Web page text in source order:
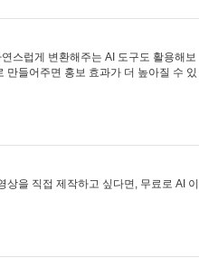
스럽게 변환해주는 AI 도구도 활용해보
만들어주면 홍보 효과가 더 높아질 수 있
을 직접 제작하고 싶다면, 무료로 AI 이